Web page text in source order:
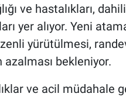
ve hastalıkları,
yer alıyor. Yeni
yürütülmesi,
bekleniyor.
ve acil müdahale